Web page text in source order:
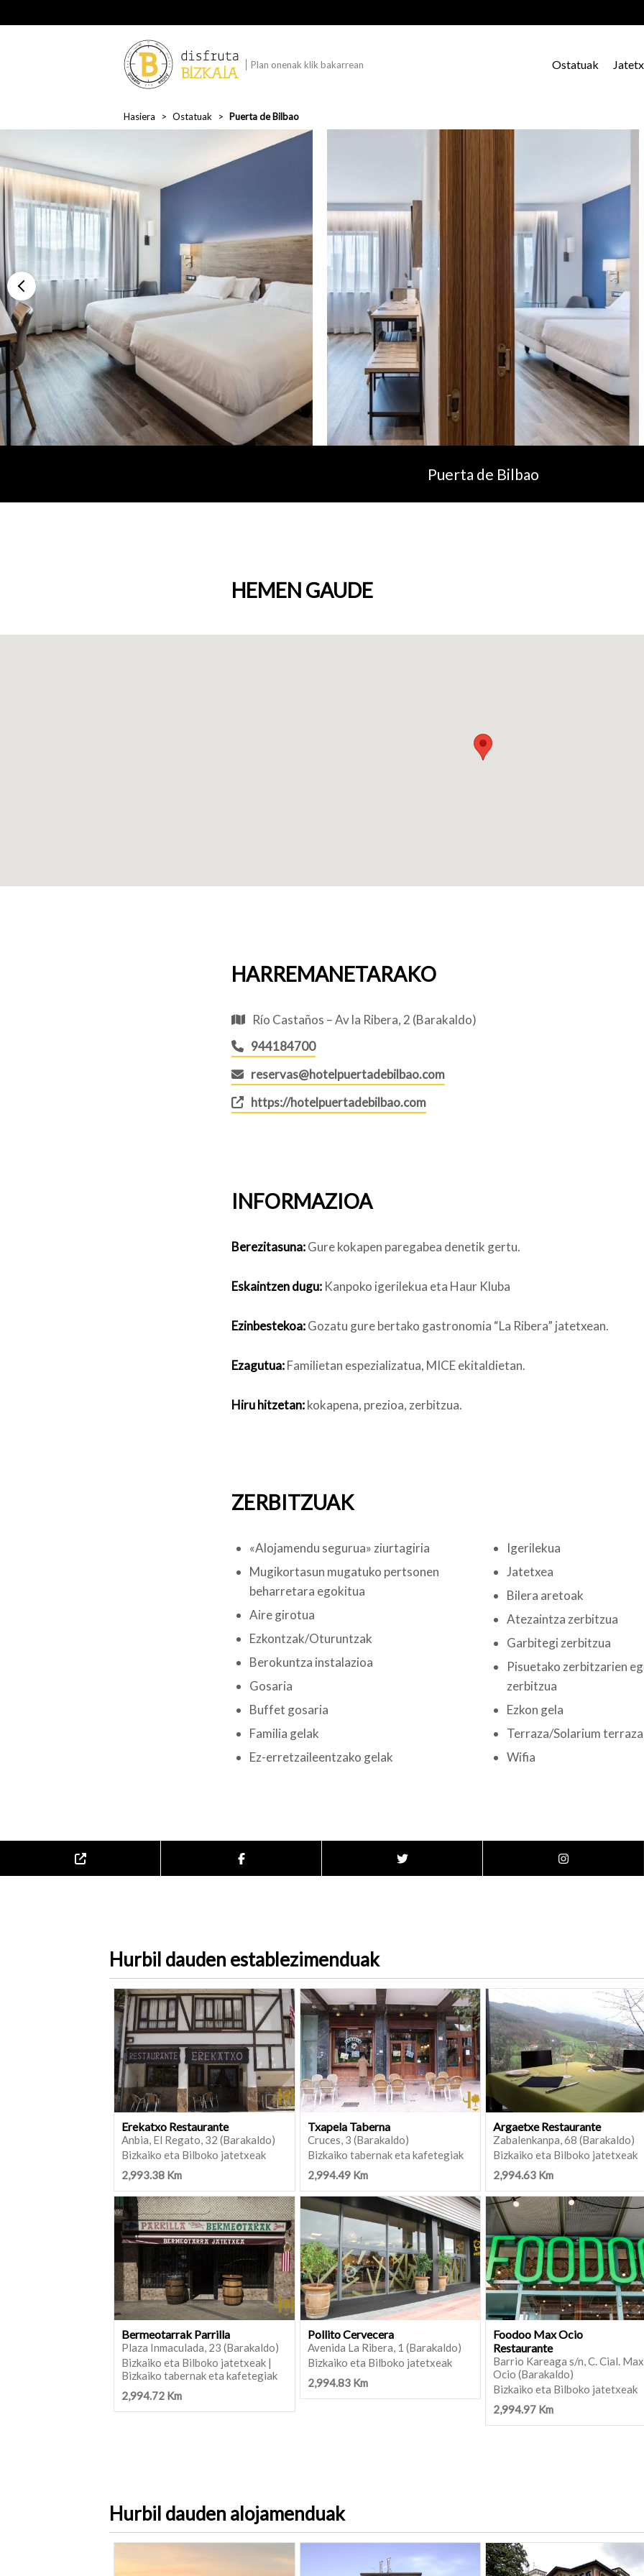
Plan onenak klik bakarrean Ostatuak
Hasiera Ostatuak Puerta de Bilbao
Puerta de Bilbao
HEMEN GAUDE
HARREMANETARAKO
Río Castaños – Av la Ribera, 2 (Barakaldo)
944184700
reservas@hotelpuertadebilbao.com
https://hotelpuertadebilbao.com
INFORMAZIOA
Berezitasuna:Gure kokapen paregabea denetik gertu.
Eskaintzen dugu: Kanpoko igerilekua eta Haur Kluba
Ezinbestekoa:Gozatu gure bertako gastronomia “La Ribera” jatetxean.
Ezagutua:Familietan espezializatua, MICE ekitaldietan.
Hiru hitzetan:kokapena, prezioa, zerbitzua.
ZERBITZUAK
«Alojamendu segurua» ziurtagiria
Mugikortasun mugatuko pertsonen
beharretara egokitua
Aire girotua
Ezkontzak/Oturuntzak
Berokuntza instalazioa
Gosaria
Buffet gosaria
Familia gelak
Ez-erretzaileentzako gelak
Igerilekua
Jatetxea
Bilera aretoak
Atezaintza zerbitzua
Garbitegi zerbitzua
Pisuetako zerbitzarien
zerbitzua
Ezkon gela
Terraza/Solarium terraza
Wifia
Hurbil dauden establezimenduak
Erekatxo Restaurante
Anbia, El Regato, 32 (Barakaldo)
Bizkaiko eta Bilboko jatetxeak
2,993.38 Km
Txapela Taberna
Cruces, 3 (Barakaldo)
Bizkaiko tabernak eta kafetegiak
2,994.49 Km
Argaetxe Restaurante
Zabalenkanpa, 68 (Barakaldo)
Bizkaiko eta Bilboko jatetxeak
2,994.63 Km
Bermeotarrak Parrilla
Plaza Inmaculada, 23 (Barakaldo)
Bizkaiko eta Bilboko jatetxeak |
Bizkaiko tabernak eta kafetegiak
2,994.72 Km
Pollito Cervecera
Avenida La Ribera, 1 (Barakaldo)
Bizkaiko eta Bilboko jatetxeak
2,994.83 Km
Foodoo Max Ocio
Restaurante
Barrio Kareaga s/n, C. Cial. Max
Ocio (Barakaldo)
Bizkaiko eta Bilboko jatetxeak
2,994.97 Km
Hurbil dauden alojamenduak